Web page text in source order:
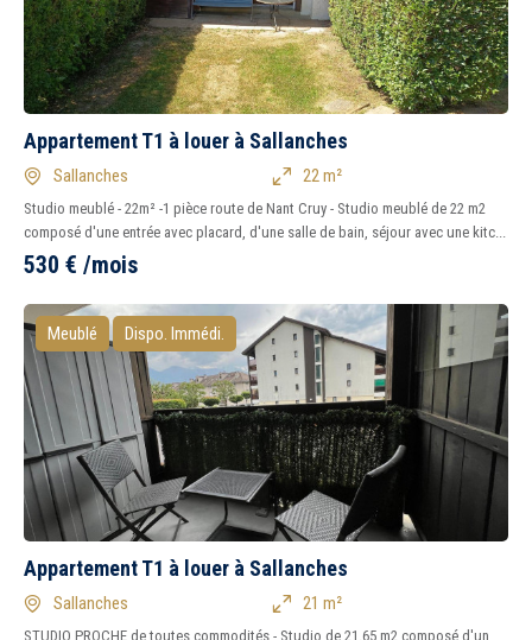
Appartement T1 à louer à Sallanches
Sallanches 22 m²
Studio meublé - 22m² -1 pièce route de Nant Cruy - Studio meublé de 22 m2
composé d'une entrée avec placard, d'une salle de bain, séjour avec une kitc...
530 € /mois
Meublé Dispo. Immédi.
Appartement T1 à louer à Sallanches
Sallanches 21 m²
STUDIO PROCHE de toutes commodités - Studio de 21.65 m2 composé d'un